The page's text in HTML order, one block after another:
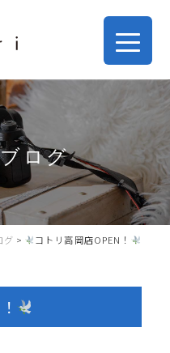
ログ
グ > コトリ高岡店OPEN！